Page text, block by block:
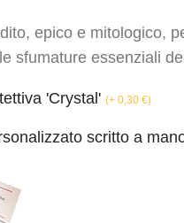
epico e mitologico,
sfumature essenziali
'Crystal' (+ 0,30 €)
scritto a